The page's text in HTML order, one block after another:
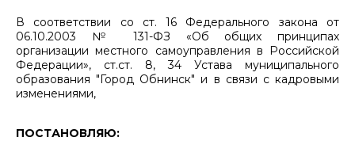
В соответствии со ст. 16 Федерального закона от
06.10.2003 № 131-ФЗ «Об общих принципах
организации местного самоуправления в Российской
Федерации», ст.ст. 8, 34 Устава муниципального
образования "Город Обнинск" и в связи с кадровыми
изменениями,
ПОСТАНОВЛЯЮ: